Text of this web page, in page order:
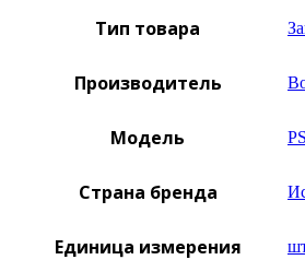
Тип товара
Производитель
Модель
Страна бренда
Единица измерения